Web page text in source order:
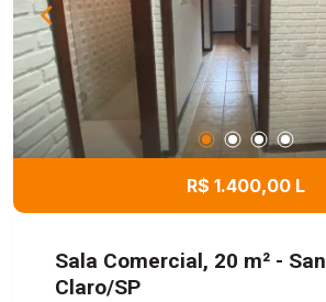
R$ 1.400,00 L
Sala Comercial, 20 m² -
Claro/SP